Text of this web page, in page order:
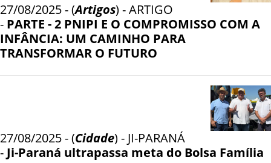
27/08/2025 - (Artigos) - ARTIGO
- PARTE - 2 PNIPI E O COMPROMISSO COM A
INFÂNCIA: UM CAMINHO PARA
TRANSFORMAR O FUTURO
27/08/2025 - (Cidade) - JI-PARANÁ
- Ji-Paraná ultrapassa meta do Bolsa Família